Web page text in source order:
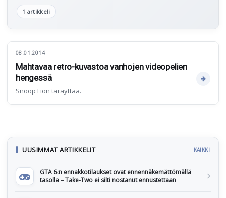
1 artikkeli
08.01.2014
Mahtavaa retro-kuvastoa vanhojen videopelien
hengessä
Snoop Lion täräyttää.
UUSIMMAT ARTIKKELIT KAIKKI
GTA 6:n ennakkotilaukset ovat ennennäkemättömällä
tasolla – Take-Two ei silti nostanut ennustettaan